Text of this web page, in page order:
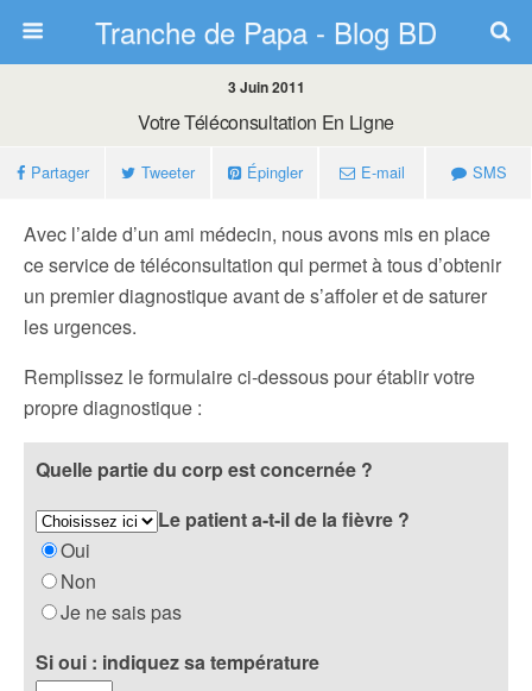
Tranche de Papa - Blog BD
3 Juin 2011
Votre Téléconsultation En Ligne
Partager Tweeter Épingler E-mail SMS
Avec l’aide d’un ami médecin, nous avons mis en place
ce service de téléconsultation qui permet à tous d’obtenir
un premier diagnostique avant de s’affoler et de saturer
les urgences.
Remplissez le formulaire ci-dessous pour établir votre
propre diagnostique :
Quelle partie du corp est concernée ?
Le patient a-t-il de la fièvre ?
Oui
Non
Je ne sais pas
Si oui : indiquez sa température